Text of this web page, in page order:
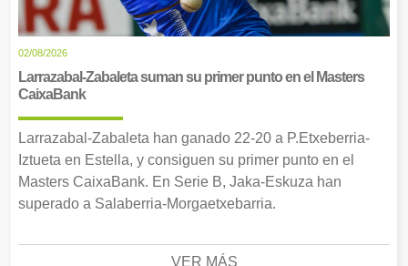
02/08/2026
Larrazabal-Zabaleta suman su primer punto en el Masters
CaixaBank
Larrazabal-Zabaleta han ganado 22-20 a P.Etxeberria-
Iztueta en Estella, y consiguen su primer punto en el
Masters CaixaBank. En Serie B, Jaka-Eskuza han
superado a Salaberria-Morgaetxebarria.
VER MÁS